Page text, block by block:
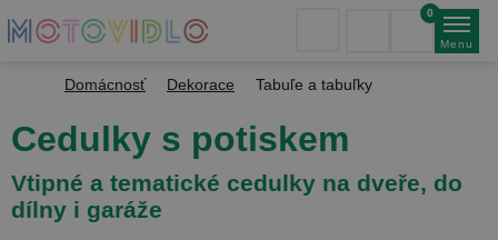
0
Menu
Domácnosť Dekorace Tabuľe a tabuľky
Cedulky s potiskem
Vtipné a tematické cedulky na dveře, do
dílny i garáže